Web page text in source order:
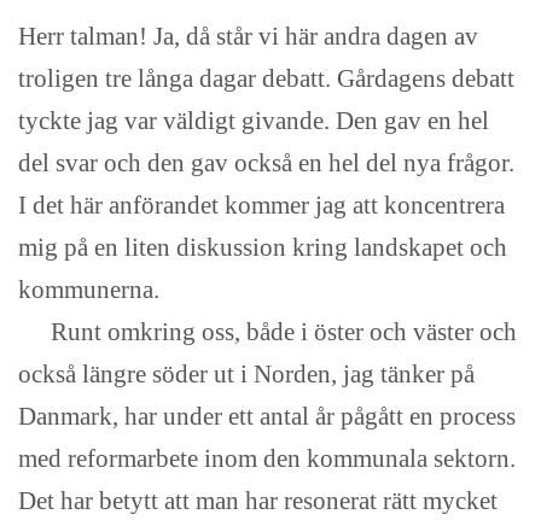
Herr talman! Ja, då står vi här andra dagen av
troligen tre långa dagar debatt. Gårdagens debatt
tyckte jag var väldigt givande. Den gav en hel
del svar och den gav också en hel del nya frågor.
I det här anförandet kommer jag att koncentrera
mig på en liten diskussion kring landskapet och
kommunerna.
Runt omkring oss, både i öster och väster och
också längre söder ut i Norden, jag tänker på
Danmark, har under ett antal år pågått en process
med reformarbete inom den kommunala sektorn.
Det har betytt att man har resonerat rätt mycket